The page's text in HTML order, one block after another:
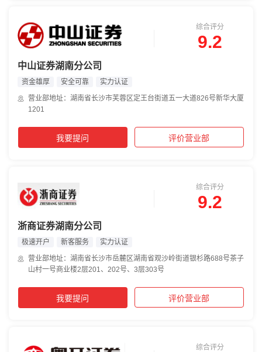
综合评分
9.2
中山证券湖南分公司
资金雄厚 安全可靠
实力认证
营业部地址：湖南省长沙市芙蓉区定王台街道五一大道826号新华大厦
1201
我要提问 评价营业部
综合评分
9.2
浙商证券湖南分公司
极速开户 新客服务
实力认证
营业部地址：湖南省长沙市岳麓区湖南省观沙岭街道银杉路688号茶子
山村一号商业楼2层201、202号、3层303号
我要提问 评价营业部
综合评分